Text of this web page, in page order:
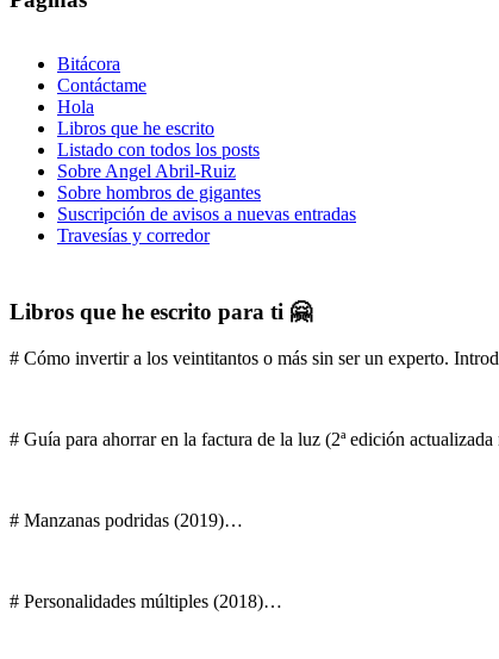
Bitácora
Contáctame
Hola
Libros que he escrito
Listado con todos los posts
Sobre Angel Abril-Ruiz
Sobre hombros de gigantes
Suscripción de avisos a nuevas entradas
Travesías y corredor
Libros que he escrito para ti 🤗
# Cómo invertir a los veintitantos o más sin ser un experto.
# Guía para ahorrar en la factura de la luz (2ª edición
# Manzanas podridas (2019)…
# Personalidades múltiples (2018)…